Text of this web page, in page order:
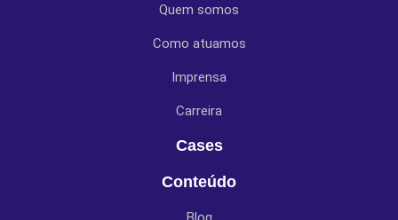
Quem somos
Como atuamos
Imprensa
Carreira
Cases
Conteúdo